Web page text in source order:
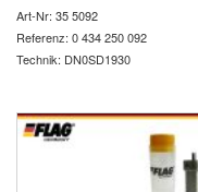
Art-Nr: 35 5092
Referenz: 0 434 250 092
Technik: DN0SD1930